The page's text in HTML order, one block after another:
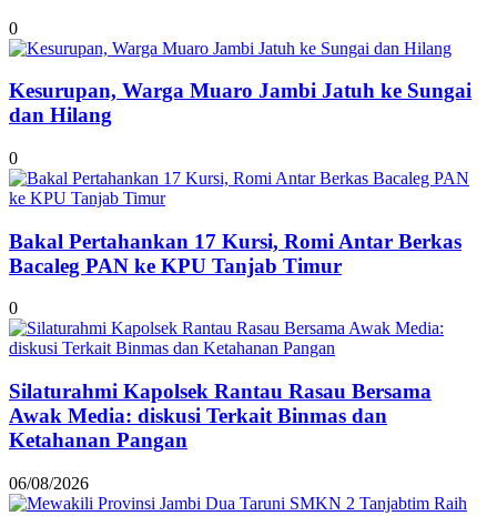
0
Kesurupan, Warga Muaro Jambi Jatuh ke Sungai
dan Hilang
0
Bakal Pertahankan 17 Kursi, Romi Antar Berkas
Bacaleg PAN ke KPU Tanjab Timur
0
Silaturahmi Kapolsek Rantau Rasau Bersama
Awak Media: diskusi Terkait Binmas dan
Ketahanan Pangan
06/08/2026